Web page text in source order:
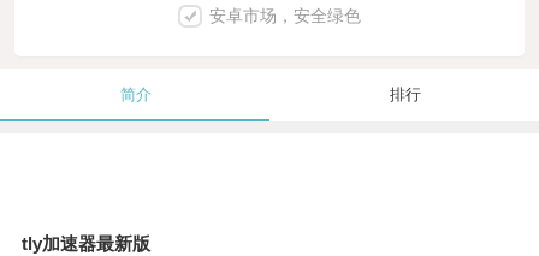
安卓市场，安全绿色
简介 排行
tly加速器最新版